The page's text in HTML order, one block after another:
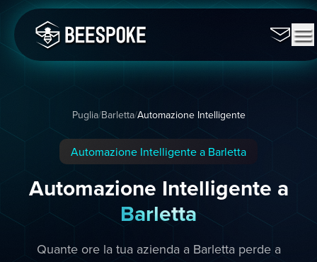
Puglia/Barletta/Automazione Intelligente
Automazione Intelligente a Barletta
Automazione Intelligente a
Barletta
Quante ore la tua azienda a Barletta perde a